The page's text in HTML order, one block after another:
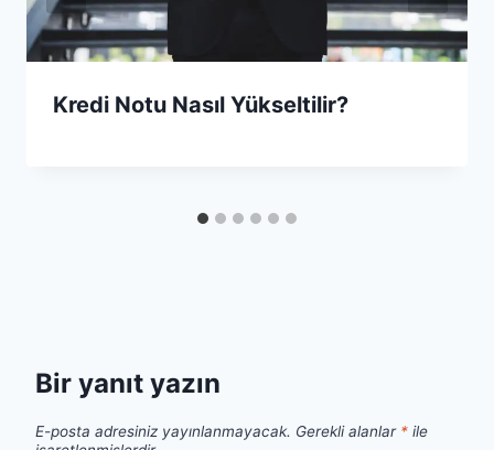
Kredi Notu Nasıl Yükseltilir?
Bir yanıt yazın
E-posta adresiniz yayınlanmayacak. Gerekli alanlar * ile